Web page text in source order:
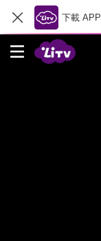
下載